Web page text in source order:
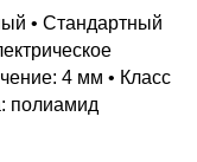
• Стандартный
4 мм • Класс
полиамид